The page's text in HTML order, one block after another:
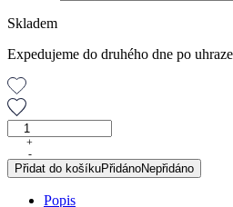
Skladem
Expedujeme do druhého dne po
Šalvějová
mast,
50
ml
množství
+
-
Přidat do košíkuPřidánoNepřidáno
Popis